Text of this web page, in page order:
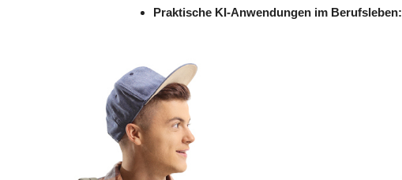
Praktische KI-Anwendungen im Berufsleben: